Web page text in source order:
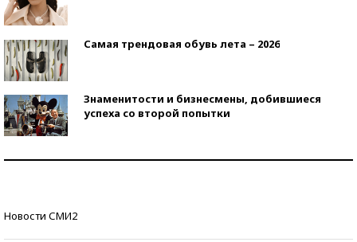
Самая трендовая обувь лета – 2026
Знаменитости и бизнесмены, добившиеся
успеха со второй попытки
Новости СМИ2